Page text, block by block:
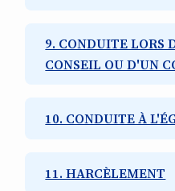
9. CONDUITE LORS
CONSEIL OU D'UN
10. CONDUITE À
11. HARCÈLEMENT